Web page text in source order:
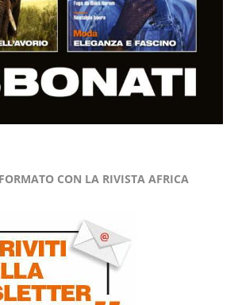
CON LA RIVISTA AFRICA